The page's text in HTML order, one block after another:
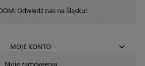
Odwiedź nas na Śląsku!
MOJE KONTO
Moje zamówienia